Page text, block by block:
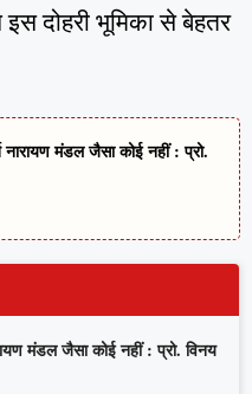
दोहरी भूमिका से बेहतर
मंडल जैसा कोई नहीं : प्रो.
मंडल जैसा कोई नहीं : प्रो. विनय